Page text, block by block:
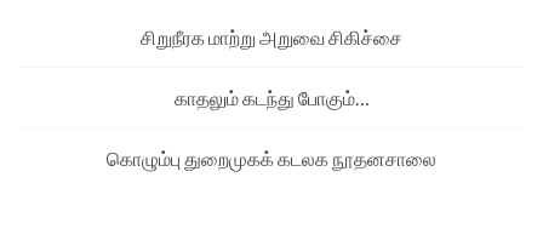
சிறுநீரக மாற்று அறுவை சிகிச்சை
காதலும் கடந்து போகும்…
கொழும்பு துறைமுகக் கடலக நூதனசாலை